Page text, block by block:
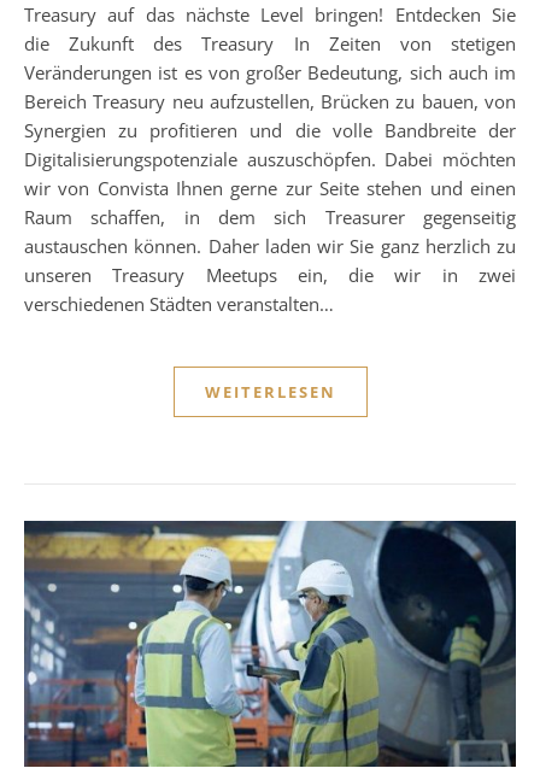
Treasury auf das nächste Level bringen! Entdecken Sie
die Zukunft des Treasury In Zeiten von stetigen
Veränderungen ist es von großer Bedeutung, sich auch im
Bereich Treasury neu aufzustellen, Brücken zu bauen, von
Synergien zu profitieren und die volle Bandbreite der
Digitalisierungspotenziale auszuschöpfen. Dabei möchten
wir von Convista Ihnen gerne zur Seite stehen und einen
Raum schaffen, in dem sich Treasurer gegenseitig
austauschen können. Daher laden wir Sie ganz herzlich zu
unseren Treasury Meetups ein, die wir in zwei
verschiedenen Städten veranstalten…
WEITERLESEN